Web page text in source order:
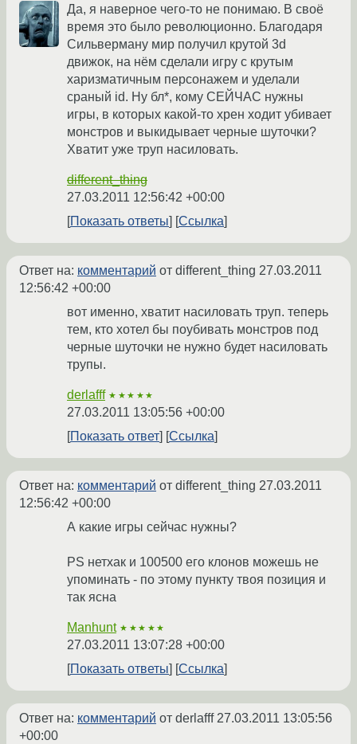
Да, я наверное чего-то не понимаю. В своё
время это было революционно. Благодаря
Сильверману мир получил крутой 3d
движок, на нём сделали игру с крутым
харизматичным персонажем и уделали
сраный id. Ну бл*, кому СЕЙЧАС нужны
игры, в которых какой-то хрен ходит убивает
монстров и выкидывает черные шуточки?
Хватит уже труп насиловать.
different_thing
27.03.2011 12:56:42 +00:00
Показать ответы
Ссылка
Ответ на: комментарий от different_thing 27.03.2011
12:56:42 +00:00
вот именно, хватит насиловать труп. теперь
тем, кто хотел бы поубивать монстров под
черные шуточки не нужно будет насиловать
трупы.
derlafff ★★★★★
27.03.2011 13:05:56 +00:00
Показать ответ
Ссылка
Ответ на: комментарий от different_thing 27.03.2011
12:56:42 +00:00
А какие игры сейчас нужны?
PS нетхак и 100500 его клонов можешь не
упоминать - по этому пункту твоя позиция и
так ясна
Manhunt ★★★★★
27.03.2011 13:07:28 +00:00
Показать ответы
Ссылка
Ответ на: комментарий от derlafff27.03.2011 13:05:56
+00:00